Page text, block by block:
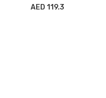
119.3 AED